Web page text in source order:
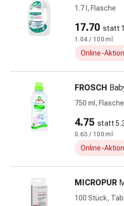
Kreislauf
Venen
Herznerven-
Störung
Allergie
Nase
Magen
1.7 l, Flasche
17.70 statt
1.04 / 100 ml
Online-Aktion
FROSCH
750 ml, Flasche
4.75 statt
0.63 / 100 ml
Online-Aktion
MICROPUR
100 Stück,